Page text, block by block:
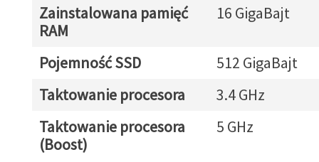
Zainstalowana pamięć
RAM
16 GigaBajt
Pojemność SSD
512 GigaBajt
Taktowanie procesora
3.4 GHz
Taktowanie procesora
(Boost)
5 GHz